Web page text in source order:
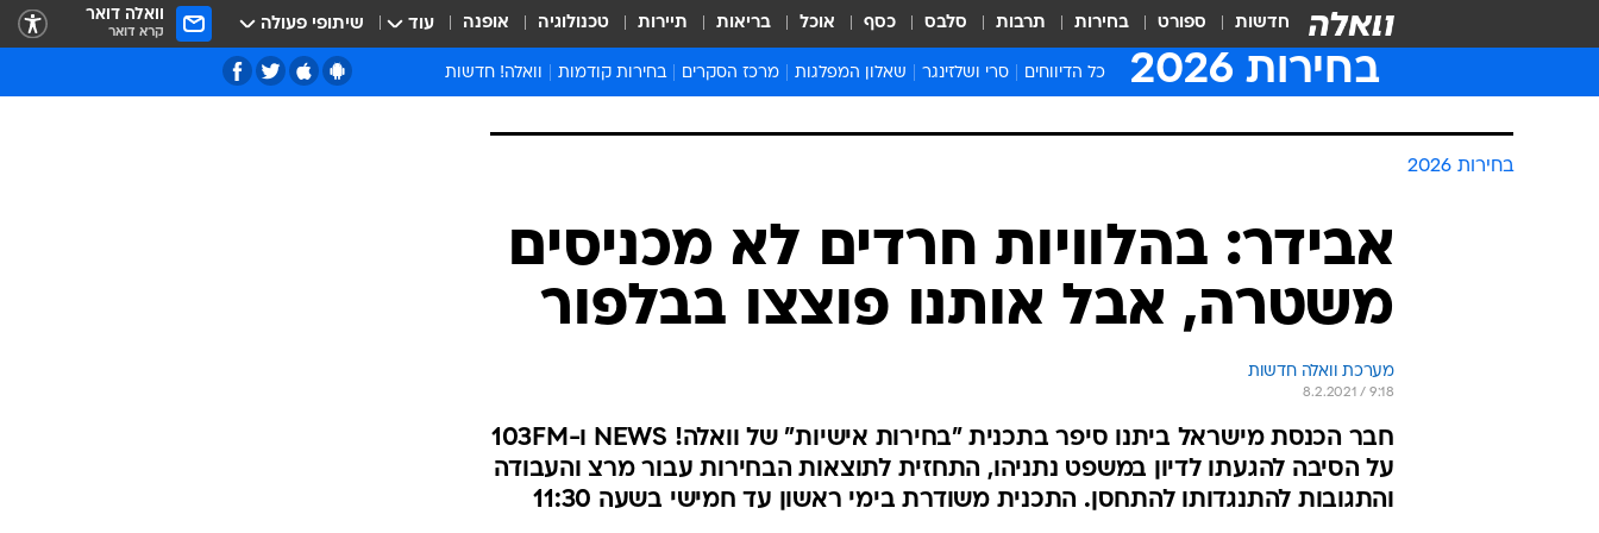
חדשות ספורט בחירות תרבות סלבס כסף אוכל בריאות תיירות טכנולוגיה אופנה עוד שיתופי פעולה וואלה דואר
קרא דואר
בחירות 2026 כל הדיווחים סרי ושלזינגר שאלון המפלגות מרכז הסקרים בחירות קודמות
בחירות 2019
וואלה! חדשות
אבידר: בהלוויות חרדים לא מכניסים